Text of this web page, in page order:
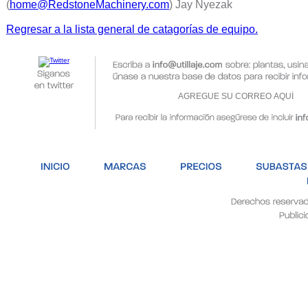
(home@RedstoneMachinery.com) Jay Nyezak
Regresar a la lista general de catagorías de equipo.